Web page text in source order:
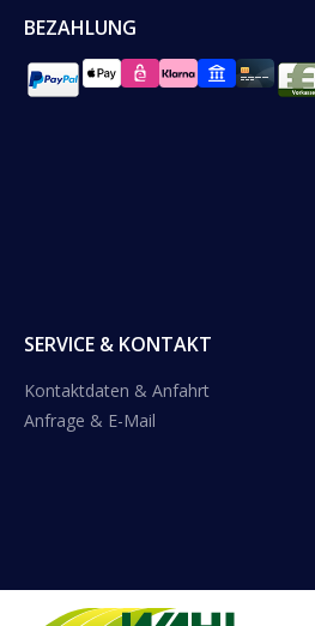
BEZAHLUNG
SERVICE & KONTAKT
Kontaktdaten & Anfahrt
Anfrage & E-Mail